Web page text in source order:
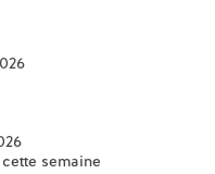
semaine